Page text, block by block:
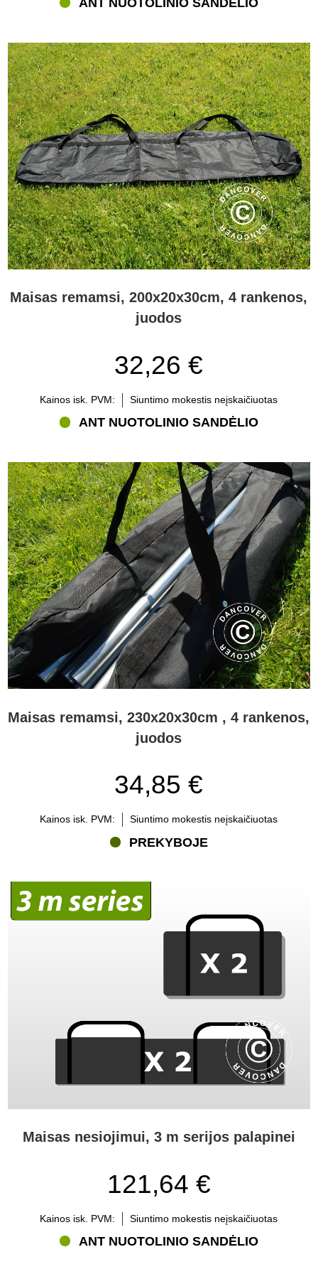
Kitaip, metalinės dalys gali pažeisti minkštą uždangą.
Nešimo krepšiai – maža, bet svarbi dalis „vakarėlių rinkinyje“
Išsiversti be nešimo krepšių gali būti sunku, kai norite patalpinti
ir/ar transportuoti savo šventinę palapinę. Kai rengiate vakarėlį ar
kitą renginį, jums reikės daug kitų dalykų, kad renginys būtų
sėkmingas. Partytent.com, jūs galite rasti platų šventinių palapinių
pasirinkimą, FleXtents® išskleidžiamas pavėsines ir visus kitus
vakarėlių priedus, kurių jums reikia. Rinkitės iš daugelio aukštos
kokybės sulankstomų stalų ir kėdžių, medinių stalų rinkinių, LED
apšvietimo, šildytuvų, papuošimų, vienkartinių stalo reikmenų ir
daug kitų.
Maisas remamsi, 200x20x30cm, 4 rankenos,
juodos
32,26 €
Kainos isk. PVM: Siuntimo mokestis neįskaičiuotas
ANT NUOTOLINIO SANDĖLIO
Maisas remamsi, 230x20x30cm , 4 rankenos,
juodos
34,85 €
Kainos isk. PVM: Siuntimo mokestis neįskaičiuotas
PREKYBOJE
Maisas nesiojimui, 3 m serijos palapinei
121,64 €
Kainos isk. PVM: Siuntimo mokestis neįskaičiuotas
ANT NUOTOLINIO SANDĖLIO